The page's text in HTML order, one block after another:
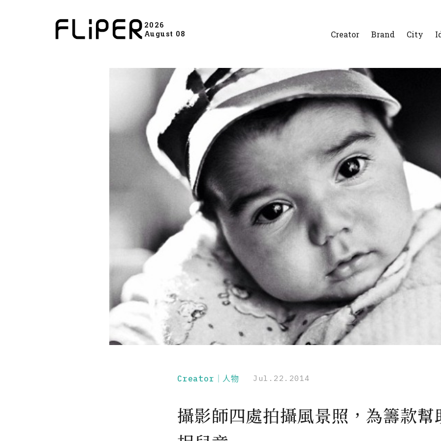
2026
August 08
Creator Brand City
Creator｜人物 Jul.22.2014
攝影師四處拍攝風景照，為籌款幫